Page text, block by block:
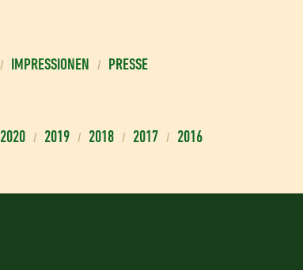
IMPRESSIONEN PRESSE
2020 2019 2018 2017 2016